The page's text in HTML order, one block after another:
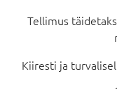
Tellimus
Kiiresti ja